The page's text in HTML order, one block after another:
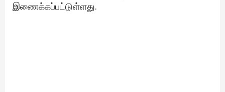
இணைக்கப்பட்டுள்ளது.